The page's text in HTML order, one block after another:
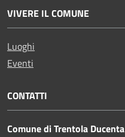
VIVERE IL COMUNE
Luoghi
Eventi
CONTATTI
Comune di Trentola Ducenta